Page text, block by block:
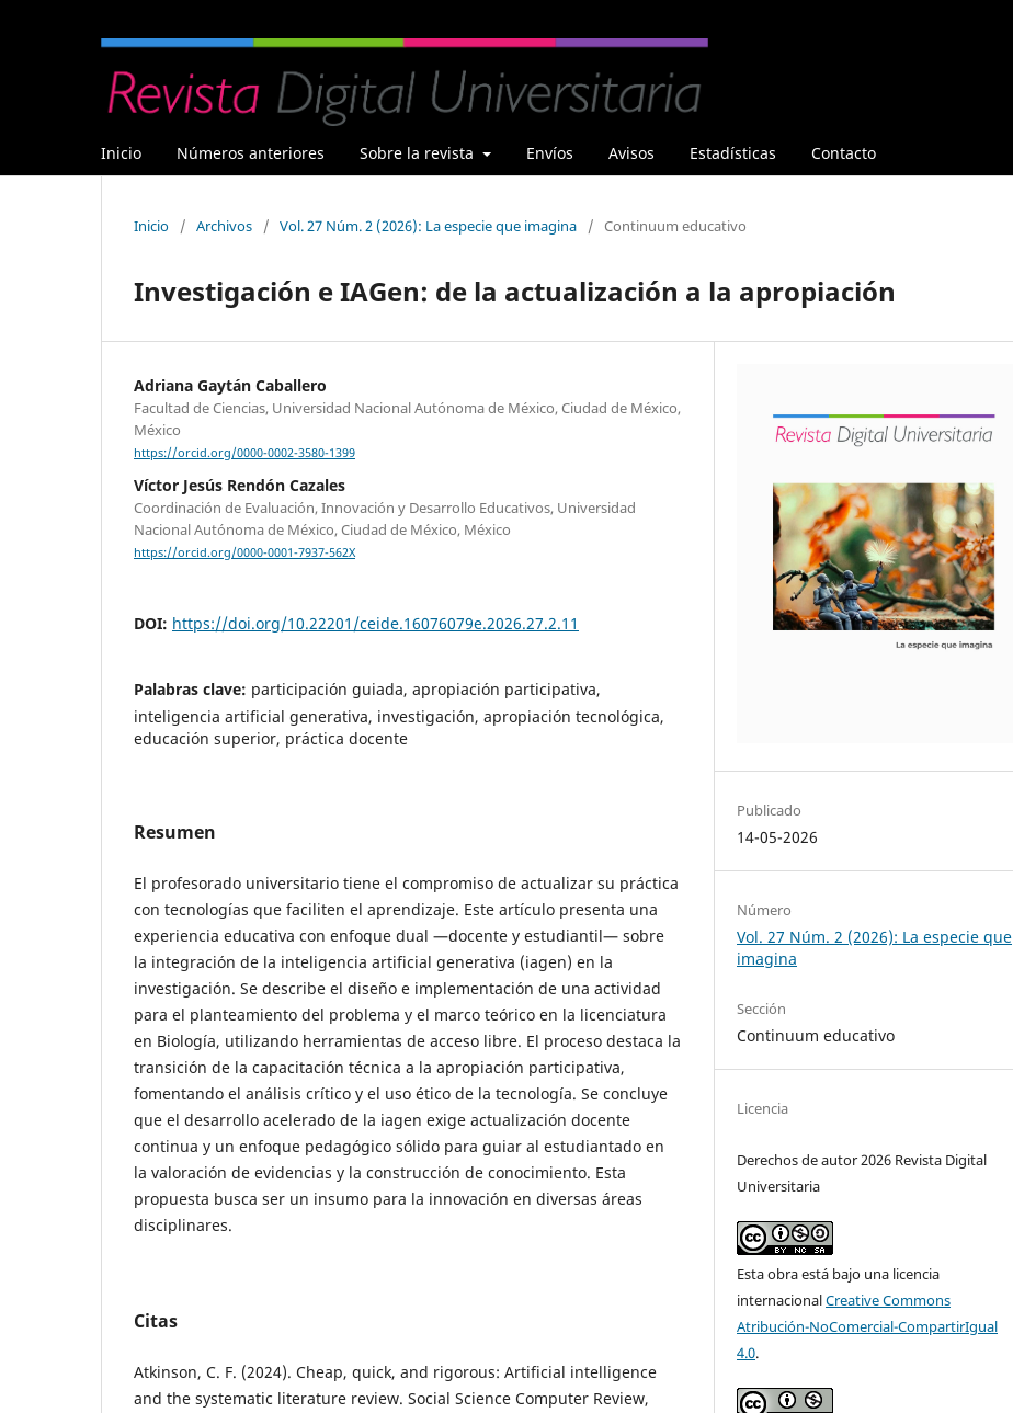
Inicio Números anteriores Sobre la revista Envíos Avisos Estadísticas Contacto
Inicio / Archivos / Vol. 27 Núm. 2 (2026): La especie que imagina / Continuum educativo
Investigación e IAGen: de la actualización a la apropiación
Adriana Gaytán Caballero
Facultad de Ciencias, Universidad Nacional Autónoma de México, Ciudad de México,
México
https://orcid.org/0000-0002-3580-1399
Víctor Jesús Rendón Cazales
Coordinación de Evaluación, Innovación y Desarrollo Educativos, Universidad
Nacional Autónoma de México, Ciudad de México, México
https://orcid.org/0000-0001-7937-562X
DOI: https://doi.org/10.22201/ceide.16076079e.2026.27.2.11
Palabras clave: participación guiada, apropiación participativa,
inteligencia artificial generativa, investigación, apropiación tecnológica,
educación superior, práctica docente
Resumen
El profesorado universitario tiene el compromiso de actualizar su práctica
con tecnologías que faciliten el aprendizaje. Este artículo presenta una
experiencia educativa con enfoque dual —docente y estudiantil— sobre
la integración de la inteligencia artificial generativa (iagen) en la
investigación. Se describe el diseño e implementación de una actividad
para el planteamiento del problema y el marco teórico en la licenciatura
en Biología, utilizando herramientas de acceso libre. El proceso destaca la
transición de la capacitación técnica a la apropiación participativa,
fomentando el análisis crítico y el uso ético de la tecnología. Se concluye
que el desarrollo acelerado de la iagen exige actualización docente
continua y un enfoque pedagógico sólido para guiar al estudiantado en
la valoración de evidencias y la construcción de conocimiento. Esta
propuesta busca ser un insumo para la innovación en diversas áreas
disciplinares.
Citas
Atkinson, C. F. (2024). Cheap, quick, and rigorous: Artificial intelligence
and the systematic literature review. Social Science Computer Review,
Publicado
14-05-2026
Número
Vol. 27 Núm. 2 (2026): La especie que
imagina
Sección
Continuum educativo
Licencia
Derechos de autor 2026 Revista Digital
Universitaria
Esta obra está bajo una licencia
internacionalCreative Commons
Atribución-NoComercial-CompartirIgual
4.0.